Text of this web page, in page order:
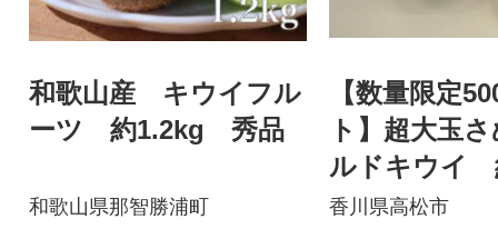
和歌山産 キウイフル
ーツ 約1.2kg 秀品
和歌山県那智勝浦町
【数量限定
ト】超大玉
ルドキウイ
香川県高松市